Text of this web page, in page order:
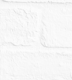
情形欄載明
開影響交易
絕無上情
詢併審慎